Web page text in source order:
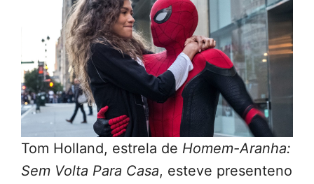
Tom Holland, estrela de Homem-Aranha:
Sem Volta Para Casa, esteve presenteno